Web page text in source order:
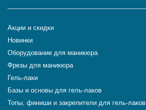
Акции и скидки
Новинки
Оборудование для маникюра
Фрезы для маникюра
Гель-лаки
Базы и основы для гель-лаков
Топы, финиши и закрепители для гель-лаков